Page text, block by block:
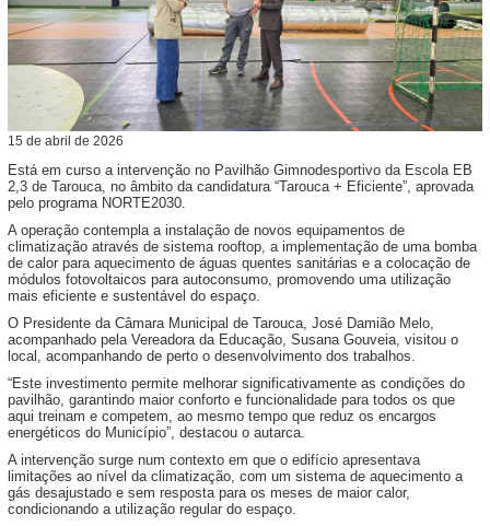
15 de abril de 2026
Está em curso a intervenção no Pavilhão Gimnodesportivo da Escola EB
2,3 de Tarouca, no âmbito da candidatura “Tarouca + Eficiente”, aprovada
pelo programa NORTE2030.
A operação contempla a instalação de novos equipamentos de
climatização através de sistema rooftop, a implementação de uma bomba
de calor para aquecimento de águas quentes sanitárias e a colocação de
módulos fotovoltaicos para autoconsumo, promovendo uma utilização
mais eficiente e sustentável do espaço.
O Presidente da Câmara Municipal de Tarouca, José Damião Melo,
acompanhado pela Vereadora da Educação, Susana Gouveia, visitou o
local, acompanhando de perto o desenvolvimento dos trabalhos.
“Este investimento permite melhorar significativamente as condições do
pavilhão, garantindo maior conforto e funcionalidade para todos os que
aqui treinam e competem, ao mesmo tempo que reduz os encargos
energéticos do Município”, destacou o autarca.
A intervenção surge num contexto em que o edifício apresentava
limitações ao nível da climatização, com um sistema de aquecimento a
gás desajustado e sem resposta para os meses de maior calor,
condicionando a utilização regular do espaço.